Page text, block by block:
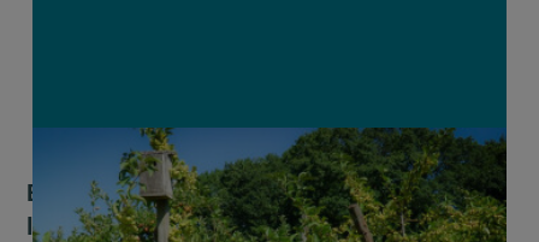
Een tegenslag als keerpunt: "De storm
leidde tot één van de beste